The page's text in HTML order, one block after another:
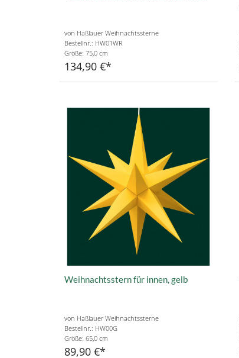
von Haßlauer Weihnachtssterne
Bestellnr.: HW01WR
Größe: 75,0 cm
134,90 €
Weihnachtsstern für innen, gelb
von Haßlauer Weihnachtssterne
Bestellnr.: HW00G
Größe: 65,0 cm
89,90 €